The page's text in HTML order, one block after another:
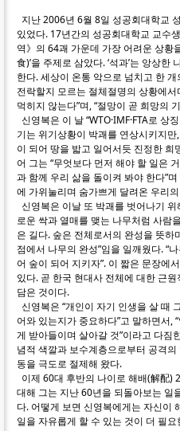
지난 2006년 6월 8일 성공회대학교
있었다. 17년간의 성공회대학교 교수
역》의 64괘 가운데 가장 어려운 상황
食)’을 주제로 삼았다. ‘석과’는 앙상
한다. 세상이 온통 악으로 넘치고 한
전락할지 모르는 절체절명의 상황에
먹히지 않는다”며, “절망이 곧 희망의
신영복은 이 날 “WTO·IMF·FTA로
기는 위기상황이 박괘를 연상시키지
이 되어 땅을 밟고 일어서듯 진정한 희
어 그는 “무엇보다 먼저 해야 할 일은
과 함께 우리 삶을 돌이켜 봐야 한다”
에 가위눌리며 숨가쁘게 달려온 우리
신영복은 이날 또 박괘를 벗어나기
로운 싹과 열매를 맺는 나무처럼 사람
은 길다. 숲은 전체로서의 완성을 뜻
점에서 나무의 완성”임을 일깨웠다. “
어 숲이 되어 지키자”. 이 짧은 문장에
있다. 곧 한국 현대사 전체에 대한 근
담은 것이다.
신영복은 “개인이 자기 인생을 살 때
어와 있는지가 중요하다”고 말하면서,
게 받아들이며 살아갈 것”이라고 다짐
념적 색깔과 보수계층으로부터 공격
동을 극도로 절제해 왔다.
이제 60대 후반의 나이로 해배(解配)
대해 그는 지난 60년을 되돌아보는 일
다. 어떻게 보면 신영복에게는 자신이
일을 자유롭게 할 수 있는 것이 더 필